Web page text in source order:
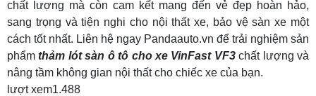
chất lượng mà còn cam kết mang đến vẻ đẹp hoàn hảo,
sang trọng và tiện nghi cho nội thất xe, bảo vệ sàn xe một
cách tốt nhất. Liên hệ ngay Pandaauto.vn để trải nghiệm sản
phẩmthảm lót sàn ô tô cho xe VinFast VF3chất lượng và
nâng tầm không gian nội thất cho chiếc xe của bạn.
lượt xem1.488